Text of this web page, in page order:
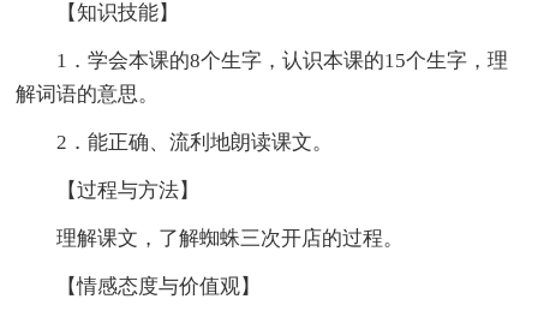
【知识技能】
1．学会本课的8个生字，认识本课的15个生字，理
解词语的意思。
2．能正确、流利地朗读课文。
【过程与方法】
理解课文，了解蜘蛛三次开店的过程。
【情感态度与价值观】